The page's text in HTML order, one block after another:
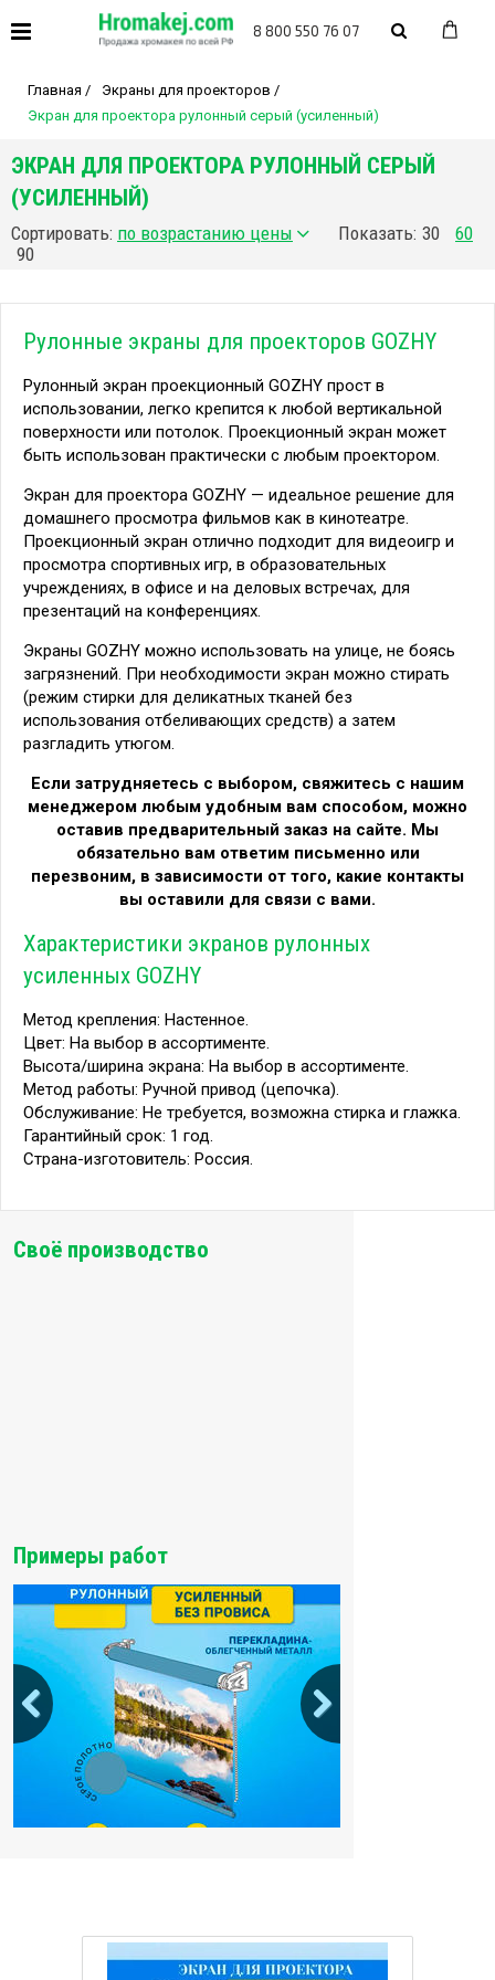
8 800 550 76 07
Главная / Экраны для проекторов /
Экран для проектора рулонный серый (усиленный)
Сортировать: Показать: 30
60
90
ЭКРАН ДЛЯ ПРОЕКТОРА РУЛОННЫЙ СЕРЫЙ
(УСИЛЕННЫЙ)
Рулонные экраны для проекторов GOZHY
Рулонный экран проекционный GOZHY прост в
использовании, легко крепится к любой вертикальной
поверхности или потолок. Проекционный экран может
быть использован практически с любым проектором.
Экран для проектора GOZHY — идеальное решение для
домашнего просмотра фильмов как в кинотеатре.
Проекционный экран отлично подходит для видеоигр и
просмотра спортивных игр, в образовательных
учреждениях, в офисе и на деловых встречах, для
презентаций на конференциях.
Экраны GOZHY можно использовать на улице, не боясь
загрязнений. При необходимости экран можно стирать
(режим стирки для деликатных тканей без
использования отбеливающих средств) а затем
разгладить утюгом.
Если затрудняетесь с выбором, свяжитесь с нашим
менеджером любым удобным вам способом, можно
оставив предварительный заказ на сайте. Мы
обязательно вам ответим письменно или
перезвоним, в зависимости от того, какие контакты
вы оставили для связи с вами.
Характеристики экранов рулонных
усиленных GOZHY
Метод крепления: Настенное.
Цвет: На выбор в ассортименте.
Высота/ширина экрана: На выбор в ассортименте.
Метод работы: Ручной привод (цепочка).
Обслуживание: Не требуется, возможна стирка и глажка.
Гарантийный срок: 1 год.
Страна-изготовитель: Россия.
Своё производство
Примеры работ